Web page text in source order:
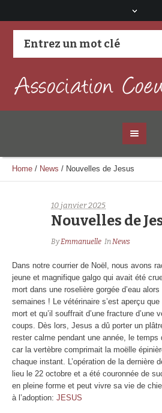
Home / News / Nouvelles de Jesus
10 janvier 2025
Nouvelles de
ByEmmanuelle InNews
Dans notre courrier de Noël, nous avons
jeune et magnifique galgo qui avait été
mort dans une roselière gorgée d’eau alors
semaines ! Le vétérinaire s’est aperçu
mort et qu’il souffrait d’une fracture d’une
coups. Dès lors, Jesus a dû porter un
rester calme pendant une année, le
car la vertèbre comprimait la moëlle
chaque instant. L’opération de la dernière
lieu le 22 octobre et a été couronnée de
en pleine forme et peut vivre sa vie de
à l’adoption: JESUS